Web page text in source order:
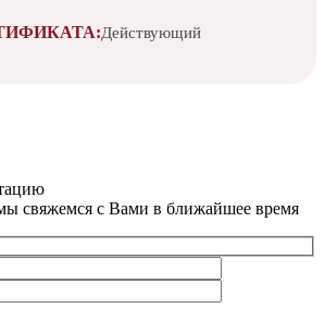
Действующий
свяжемся с Вами в ближайшее время